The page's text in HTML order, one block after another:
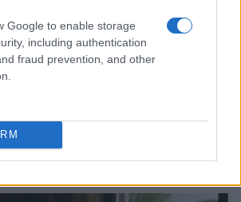
Google to enable storage
including authentication
fraud prevention, and other
teen: linea editoriale, ruoli e